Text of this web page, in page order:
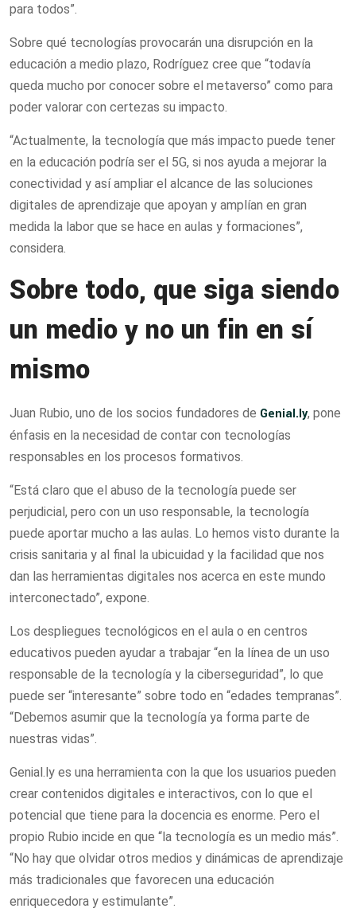
para todos”.
Sobre qué tecnologías provocarán una disrupción en la
educación a medio plazo, Rodríguez cree que “todavía
queda mucho por conocer sobre el metaverso” como para
poder valorar con certezas su impacto.
“Actualmente, la tecnología que más impacto puede tener
en la educación podría ser el 5G, si nos ayuda a mejorar la
conectividad y así ampliar el alcance de las soluciones
digitales de aprendizaje que apoyan y amplían en gran
medida la labor que se hace en aulas y formaciones”,
considera.
Sobre todo, que siga siendo
un medio y no un fin en sí
mismo
Juan Rubio, uno de los socios fundadores de Genial.ly, pone
énfasis en la necesidad de contar con tecnologías
responsables en los procesos formativos.
“Está claro que el abuso de la tecnología puede ser
perjudicial, pero con un uso responsable, la tecnología
puede aportar mucho a las aulas. Lo hemos visto durante la
crisis sanitaria y al final la ubicuidad y la facilidad que nos
dan las herramientas digitales nos acerca en este mundo
interconectado”, expone.
Los despliegues tecnológicos en el aula o en centros
educativos pueden ayudar a trabajar “en la línea de un uso
responsable de la tecnología y la ciberseguridad”, lo que
puede ser “interesante” sobre todo en “edades tempranas”.
“Debemos asumir que la tecnología ya forma parte de
nuestras vidas”.
Genial.ly es una herramienta con la que los usuarios pueden
crear contenidos digitales e interactivos, con lo que el
potencial que tiene para la docencia es enorme. Pero el
propio Rubio incide en que “la tecnología es un medio más”.
“No hay que olvidar otros medios y dinámicas de aprendizaje
más tradicionales que favorecen una educación
enriquecedora y estimulante”.